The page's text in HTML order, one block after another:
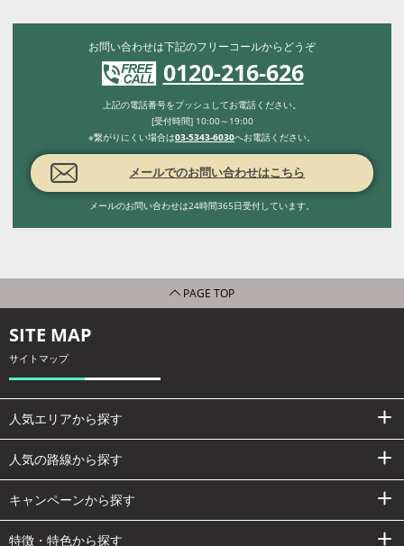
お問い合わせは下記のフリーコールからどうぞ
0120-216-626
上記の電話番号をプッシュしてお電話ください。
[受付時間] 10:00～19:00
※繋がりにくい場合は03-5343-6030へお電話ください。
メールでのお問い合わせはこちら
メールのお問い合わせは24時間365日受付しています。
PAGE TOP
SITE MAP
サイトマップ
人気エリアから探す
人気の路線から探す
キャンペーンから探す
特徴・特色から探す